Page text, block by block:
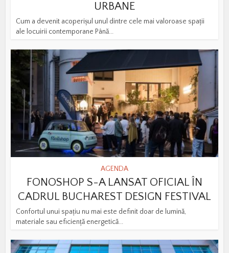
URBANE
Cum a devenit acoperișul unul dintre cele mai valoroase spații
ale locuirii contemporane Până...
AGENDA
FONOSHOP S-A LANSAT OFICIAL ÎN
CADRUL BUCHAREST DESIGN FESTIVAL
Confortul unui spațiu nu mai este definit doar de lumină,
materiale sau eficiență energetică...